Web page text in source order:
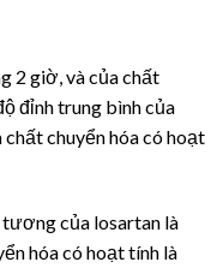
2 giờ, và của chất
đỉnh trung bình của
chuyển hóa có hoạt
của losartan là
hóa có hoạt tính là